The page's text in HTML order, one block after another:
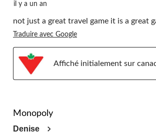
il y a un an
not just a great travel game it is a great
Traduire avec Google
Affiché initialement sur
Monopoly
Denise